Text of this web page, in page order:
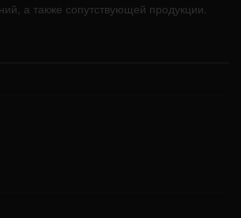
а также сопутствующей продукции.